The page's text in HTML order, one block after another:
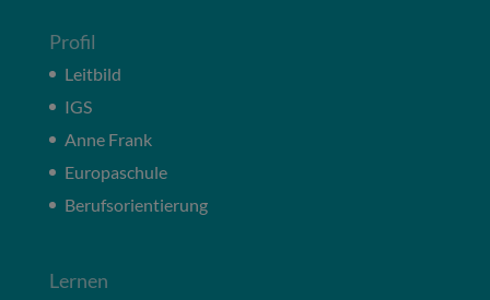
Profil
Leitbild
IGS
Anne Frank
Europaschule
Berufsorientierung
Lernen